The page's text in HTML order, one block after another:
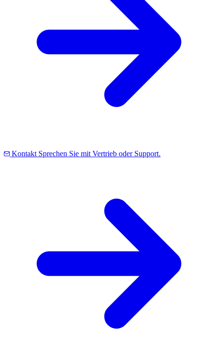
Kontakt Sprechen Sie mit Vertrieb oder Support.